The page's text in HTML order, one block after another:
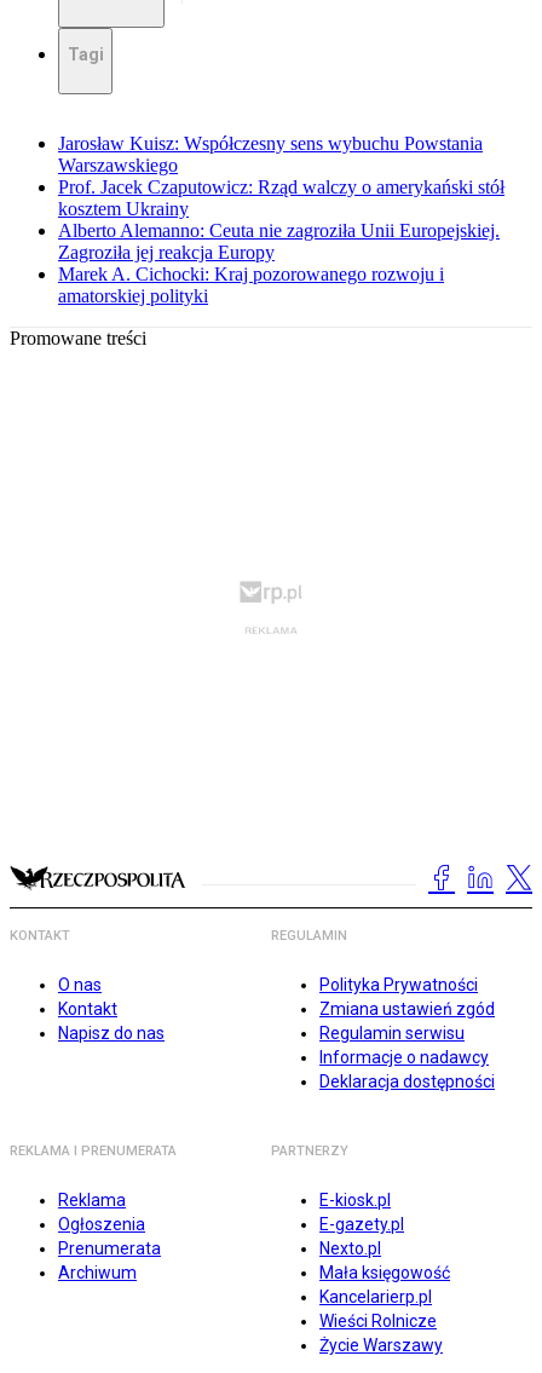
Tagi
Jarosław Kuisz: Współczesny sens wybuchu Powstania
Warszawskiego
Prof. Jacek Czaputowicz: Rząd walczy o amerykański stół
kosztem Ukrainy
Alberto Alemanno: Ceuta nie zagroziła Unii Europejskiej.
Zagroziła jej reakcja Europy
Marek A. Cichocki: Kraj pozorowanego rozwoju i
amatorskiej polityki
Promowane treści
KONTAKT
O nas
Kontakt
Napisz do nas
REGULAMIN
Polityka Prywatności
Zmiana ustawień zgód
Regulamin serwisu
Informacje o nadawcy
Deklaracja dostępności
REKLAMA I PRENUMERATA
Reklama
Ogłoszenia
Prenumerata
Archiwum
PARTNERZY
E-kiosk.pl
E-gazety.pl
Nexto.pl
Mała księgowość
Kancelarierp.pl
Wieści Rolnicze
Życie Warszawy